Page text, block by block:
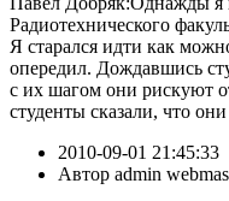
Радиотехнического
Я старался идти как
опередил. Дождавшись
с их шагом они рискуют
студенты сказали, что
2010-09-01 21:45:33
Автор admin